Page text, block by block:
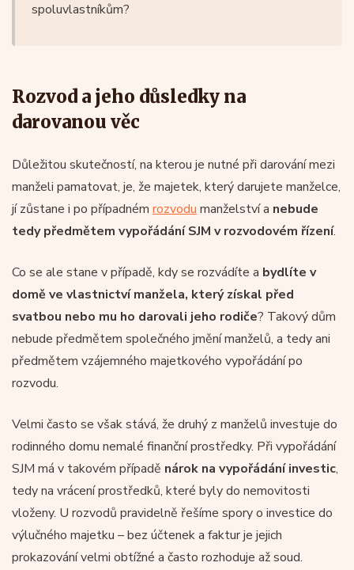
spoluvlastníkům?
Rozvod a jeho důsledky na
darovanou věc
Důležitou skutečností, na kterou je nutné při darování mezi
manželi pamatovat, je, že majetek, který darujete manželce,
jí zůstane i po případném rozvodu manželství a nebude
tedy předmětem vypořádání SJM v rozvodovém řízení.
Co se ale stane v případě, kdy se rozvádíte a bydlíte v
domě ve vlastnictví manžela, který získal před
svatbou nebo mu ho darovali jeho rodiče? Takový dům
nebude předmětem společného jmění manželů, a tedy ani
předmětem vzájemného majetkového vypořádání po
rozvodu.
Velmi často se však stává, že druhý z manželů investuje do
rodinného domu nemalé finanční prostředky. Při vypořádání
SJM má v takovém případě nárok na vypořádání investic,
tedy na vrácení prostředků, které byly do nemovitosti
vloženy. U rozvodů pravidelně řešíme spory o investice do
výlučného majetku – bez účtenek a faktur je jejich
prokazování velmi obtížné a často rozhoduje až soud.